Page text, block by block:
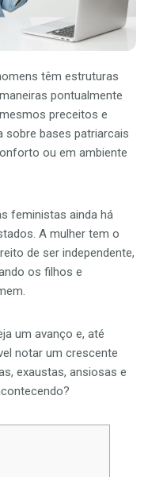
têm estruturas
pontualmente
preceitos e
sobre bases patriarcais
ou em ambiente
feministas ainda há
A mulher tem o
de ser independente,
os filhos e
um avanço e, até
notar um crescente
exaustas, ansiosas e